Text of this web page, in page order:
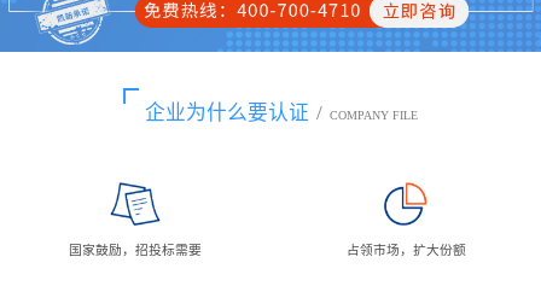
企业为什么要认证 / COMPANY FILE
国家鼓励，招投标需要 占领市场，扩大份额